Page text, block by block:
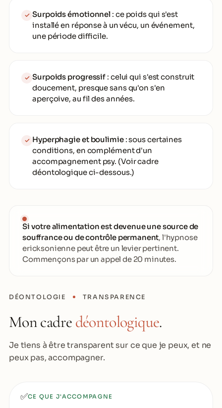
✓ Surpoids émotionnel : ce poids qui s'est
installé en réponse à un vécu, un événement,
une période difficile.
✓ Surpoids progressif : celui qui s'est construit
doucement, presque sans qu'on s'en
aperçoive, au fil des années.
✓ Hyperphagie et boulimie: sous certaines
conditions, en complément d'un
accompagnement psy. (Voir cadre
déontologique ci-dessous.)
Si votre alimentation est devenue une source de
souffrance ou de contrôle permanent, l'hypnose
ericksonienne peut être un levier pertinent.
Commençons par un appel de 20 minutes.
DÉONTOLOGIE TRANSPARENCE
Mon cadre déontologique.
Je tiens à être transparent sur ce que je peux, et ne
peux pas, accompagner.
✅CE QUE J'ACCOMPAGNE